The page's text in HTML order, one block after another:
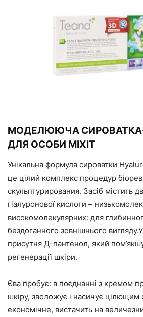
МОДЕЛЮЮЧА
ДЛЯ ОСОБИ MIXIT
Унікальна формула сироватки
це цілий комплекс процедур
скульптурирования. Засіб містить
гіалуронової кислоти –
високомолекулярних: для
бездоганного зовнішнього
присутня Д-пантенол, який
регенерації шкіри.
Єва пробує: в поєднанні з кремом
шкіру, зволожує і насичує
економічне, вистачить на